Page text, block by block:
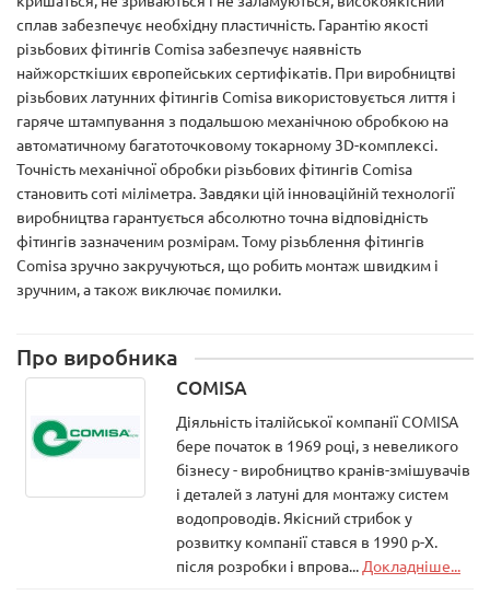
сплав забезпечує необхідну пластичність. Гарантію якості
різьбових фітингів Comisa забезпечує наявність
найжорсткіших європейських сертифікатів. При виробництві
різьбових латунних фітингів Comisa використовується лиття і
гаряче штампування з подальшою механічною обробкою на
автоматичному багатоточковому токарному 3D-комплексі.
Точність механічної обробки різьбових фітингів Comisa
становить соті міліметра. Завдяки цій інноваційній технології
виробництва гарантується абсолютно точна відповідність
фітингів зазначеним розмірам. Тому різьблення фітингів
Comisa зручно закручуються, що робить монтаж швидким і
зручним, а також виключає помилки.
Про виробника
COMISA
Діяльність італійської компанії COMISA
бере початок в 1969 році, з невеликого
бізнесу - виробництво кранів-змішувачів
і деталей з латуні для монтажу систем
водопроводів. Якісний стрибок у
розвитку компанії стався в 1990 р-Х.
після розробки і впрова... Докладніше...